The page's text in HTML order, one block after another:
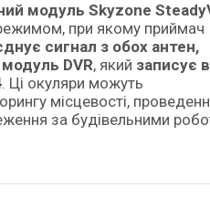
модуль Skyzone
при якому приймач
сигнал з обох антен,
DVR, який записує
. Ці окуляри можуть
місцевості,
за будівельними